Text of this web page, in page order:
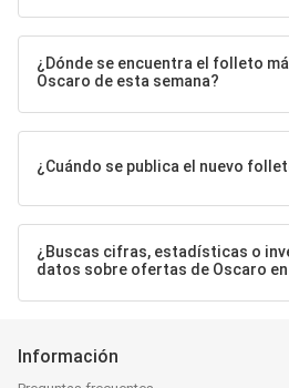
¿Dónde se encuentra el folleto
Oscaro de esta semana?
¿Cuándo se publica el nuevo
¿Buscas cifras, estadísticas o
datos sobre ofertas de Oscaro en
Información